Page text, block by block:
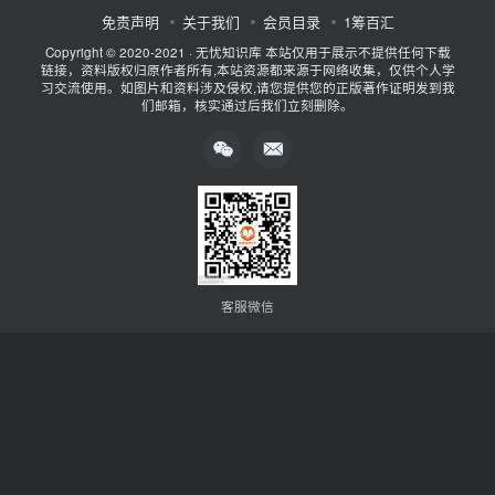
免责声明 关于我们 会员目录 1筹百汇
Copyright © 2020-2021 · 无忧知识库 本站仅用于展示不提供任何下载
链接，资料版权归原作者所有,本站资源都来源于网络收集，仅供个人学
习交流使用。如图片和资料涉及侵权,请您提供您的正版著作证明发到我
们邮箱，核实通过后我们立刻删除。
客服微信